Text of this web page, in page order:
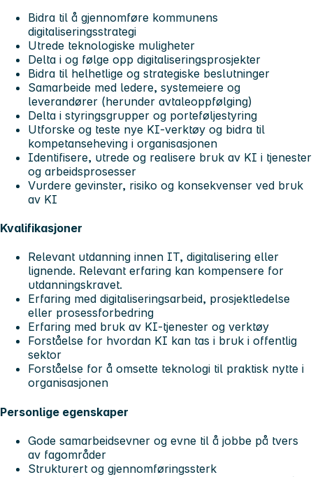
Bidra til å gjennomføre kommunens
digitaliseringsstrategi
Utrede teknologiske muligheter
Delta i og følge opp digitaliseringsprosjekter
Bidra til helhetlige og strategiske beslutninger
Samarbeide med ledere, systemeiere og
leverandører (herunder avtaleoppfølging)
Delta i styringsgrupper og porteføljestyring
Utforske og teste nye KI-verktøy og bidra til
kompetanseheving i organisasjonen
Identifisere, utrede og realisere bruk av KI i tjenester
og arbeidsprosesser
Vurdere gevinster, risiko og konsekvenser ved bruk
av KI
Kvalifikasjoner
Relevant utdanning innen IT, digitalisering eller
lignende. Relevant erfaring kan kompensere for
utdanningskravet.
Erfaring med digitaliseringsarbeid, prosjektledelse
eller prosessforbedring
Erfaring med bruk av KI-tjenester og verktøy
Forståelse for hvordan KI kan tas i bruk i offentlig
sektor
Forståelse for å omsette teknologi til praktisk nytte i
organisasjonen
Personlige egenskaper
Gode samarbeidsevner og evne til å jobbe på tvers
av fagområder
Strukturert og gjennomføringssterk